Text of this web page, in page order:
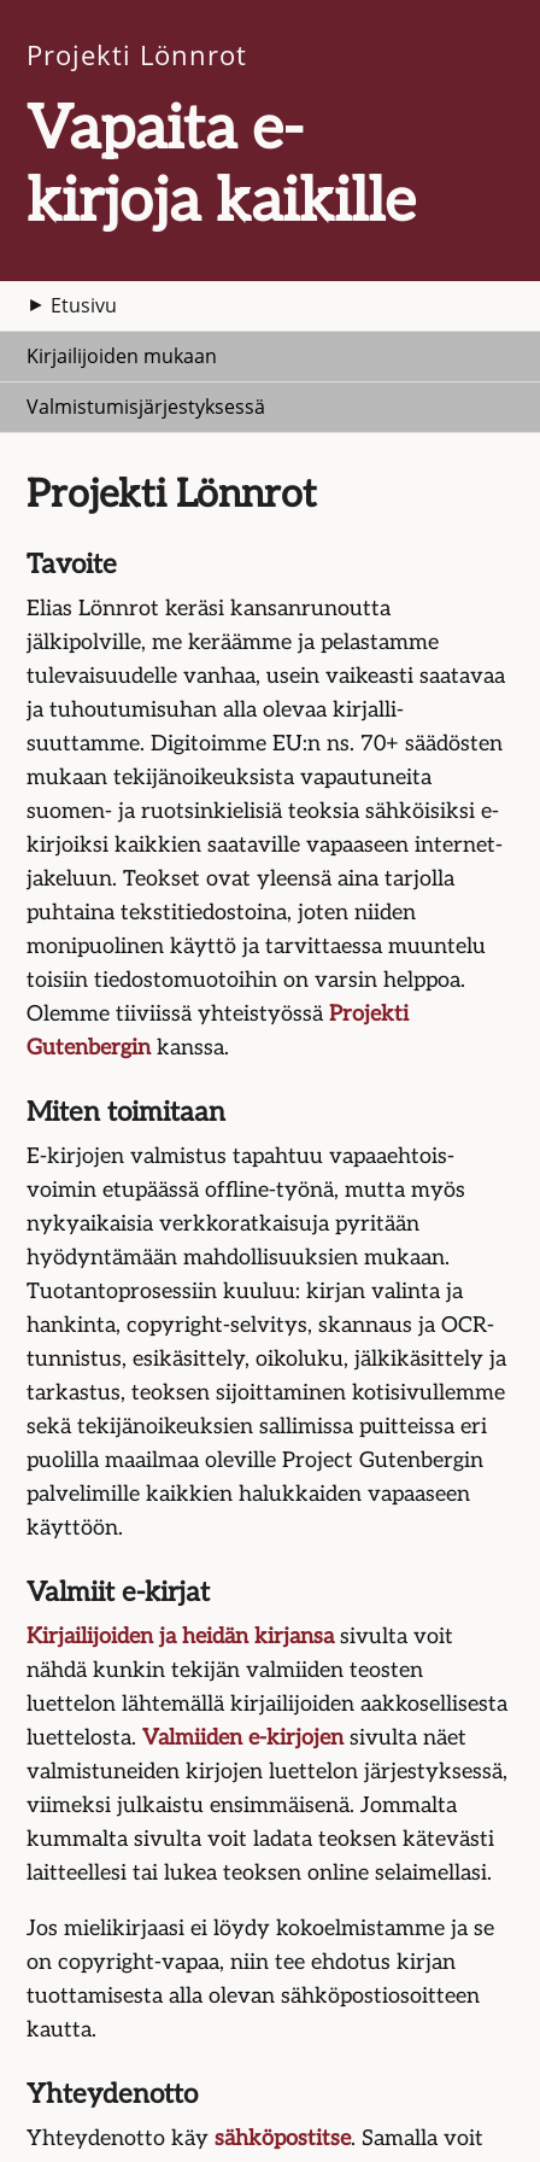
Projekti Lönnrot
Vapaita e-
kirjoja kaikille
Etusivu
Kirjailijoiden mukaan
Valmistumisjärjestyksessä
Projekti Lönnrot
Tavoite
Elias Lönnrot keräsi kansanrunoutta
jälkipolville, me keräämme ja pelastamme
tulevaisuudelle vanhaa, usein vaikeasti saatavaa
ja tuhoutumisuhan alla olevaa kirjalli­
suuttamme. Digitoimme EU:n ns. 70+ säädösten
mukaan tekijän­oikeuksista vapautuneita
suomen- ja ruotsin­kielisiä teoksia sähköisiksi e-
kirjoiksi kaikkien saataville vapaaseen internet-
jakeluun. Teokset ovat yleensä aina tarjolla
puhtaina teksti­tiedostoina, joten niiden
monipuolinen käyttö ja tarvittaessa muuntelu
toisiin tiedosto­muotoihin on varsin helppoa.
Olemme tiiviissä yhteis­työssäProjekti
Gutenberginkanssa.
Miten toimitaan
E-kirjojen valmistus tapahtuu vapaaehtois­
voimin etupäässä offline-työnä, mutta myös
nykyaikaisia verkko­ratkaisuja pyritään
hyödyntämään mahdolli­suuksien mukaan.
Tuotanto­prosessiin kuuluu: kirjan valinta ja
hankinta, copyright-selvitys, skannaus ja OCR-
tunnistus, esikäsittely, oikoluku, jälkikäsittely ja
tarkastus, teoksen sijoittaminen kotisivullemme
sekä tekijän­oikeuksien sallimissa puitteissa eri
puolilla maailmaa oleville Project Gutenbergin
palvelimille kaikkien halukkaiden vapaaseen
käyttöön.
Valmiit e-kirjat
Kirjailijoiden ja heidän kirjansasivulta voit
nähdä kunkin tekijän valmiiden teosten
luettelon lähtemällä kirjailijoiden aakko­sellisesta
luettelosta.Valmiiden e-kirjojensivulta näet
valmistuneiden kirjojen luettelon järjestyksessä,
viimeksi julkaistu ensim­mäisenä. Jommalta
kummalta sivulta voit ladata teoksen kätevästi
laitteellesi tai lukea teoksen online selaimellasi.
Jos mielikirjaasi ei löydy kokoelmistamme ja se
on copyright-vapaa, niin tee ehdotus kirjan
tuottamisesta alla olevan sähköpostiosoitteen
kautta.
Yhteydenotto
Yhteydenotto käysähköpostitse. Samalla voit